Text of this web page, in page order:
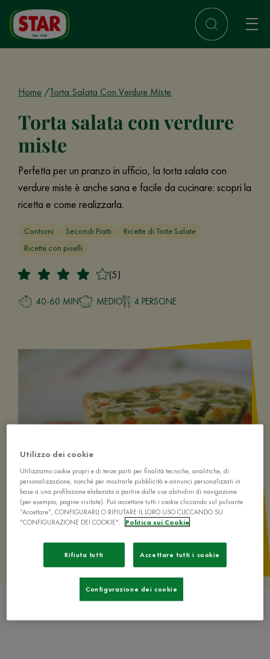
Home Torta Salata Con Verdure Miste
Torta salata con verdure
miste
Perfetta per un pranzo in ufficio, la torta salata con
verdure miste è anche sana e facile da cucinare: scopri la
ricetta e come realizzarla.
Contorni Secondi Piatti
Ricette di Torte Salate
Ricette con piselli
(5)
40-60 MIN MEDIO 4 PERSONE
Utilizzo dei cookie
Utilizziamo cookie propri e di terze parti per finalità tecniche, analitiche, di
personalizzazione, nonché per mostrarle pubblicità e annunci personalizzati in
base a una profilazione elaborata a partire dalle sue abitudini di navigazione
(per esempio, pagine visitate). Può accettare tutti i cookie cliccando sul pulsante
“Accettare”, CONFIGURARLI O RIFIUTARE IL LORO USO CLICCANDO SU
"CONFIGURAZIONE DEI COOKIE".
Politica sui Cookie
Rifiuta tutti Accettare tutti i cookie
Configurazione dei cookie